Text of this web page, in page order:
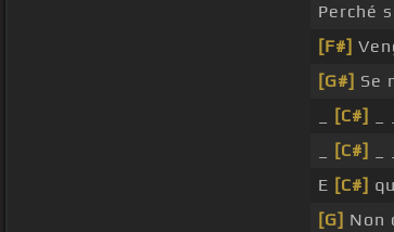
Perché
[F#]
[G#] Se
[C#]
[C#]
E [C#]
[G] Non